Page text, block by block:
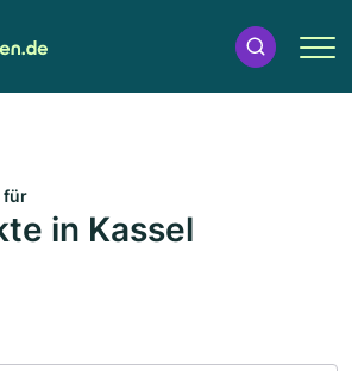
für
in Kassel